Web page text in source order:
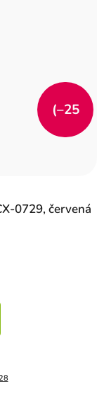
0729, červená
(–25